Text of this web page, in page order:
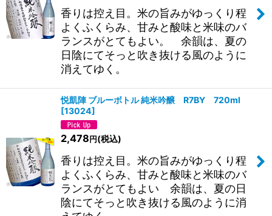
香りは控え目。米の旨みがゆっくり程
よくふくらみ、甘みと酸味と米味のバ
ランスがとてもよい。 余韻は、夏の
日陰にてそっと吹き抜ける風のように
消えてゆく。
悦凱陣 ブルーボトル 純米吟醸 R7BY 720ml
[13024]
2,478 円 (税込)
香りは控え目。米の旨みがゆっくり程
よくふくらみ、甘みと酸味と米味のバ
ランスがとてもよい 余韻は、夏の日
陰にてそっと吹き抜ける風のように消